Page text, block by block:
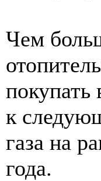
Чем
покупать
к
газа на
года.